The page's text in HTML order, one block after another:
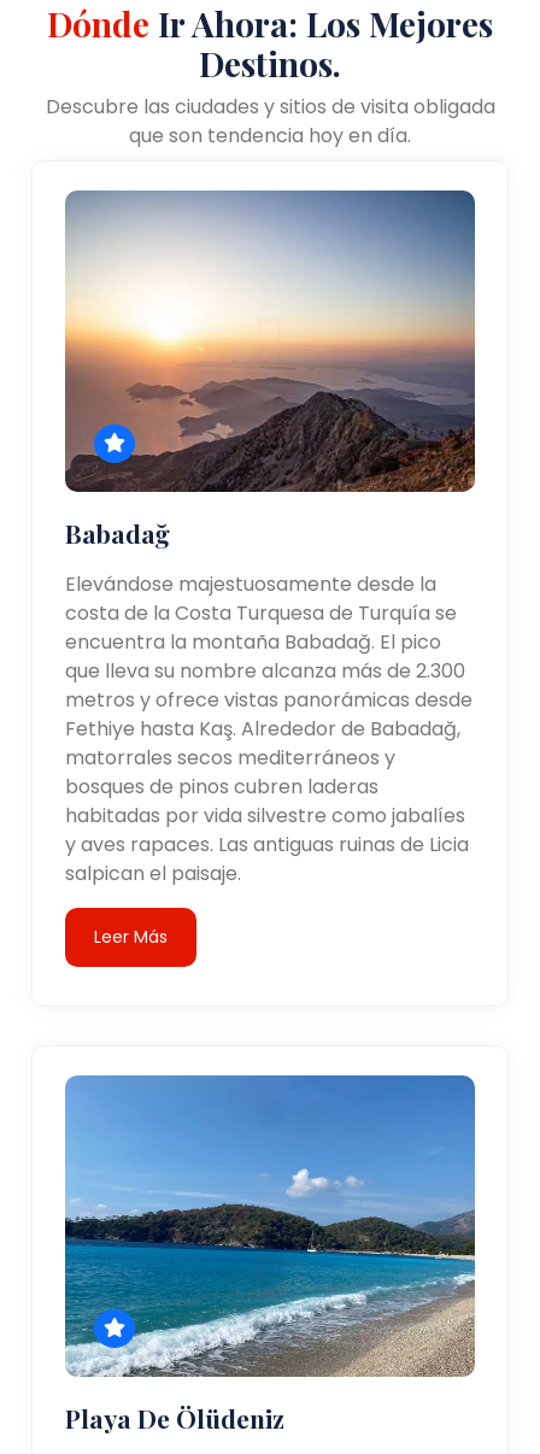
Dónde Ir Ahora: Los Mejores
Destinos.
Descubre las ciudades y sitios de visita obligada
que son tendencia hoy en día.
Babadağ
Elevándose majestuosamente desde la
costa de la Costa Turquesa de Turquía se
encuentra la montaña Babadağ. El pico
que lleva su nombre alcanza más de 2.300
metros y ofrece vistas panorámicas desde
Fethiye hasta Kaş. Alrededor de Babadağ,
matorrales secos mediterráneos y
bosques de pinos cubren laderas
habitadas por vida silvestre como jabalíes
y aves rapaces. Las antiguas ruinas de Licia
salpican el paisaje.
Leer Más
Playa De Ölüdeniz